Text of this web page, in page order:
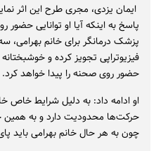
ایمان یزدی، مجری طرح این اثر
پاسخ به اینکه آیا او توانایی
پزشک درمانگر برای خانم
فیزیوتراپی تجویز کرده و
حضور روی صحنه را پیدا خواهد کرد.
او ادامه داد: به دلیل شرایط خاص
حرکت‌ها محدودیت دارد و به همین
چون به هر حال خانم بهرامی باید